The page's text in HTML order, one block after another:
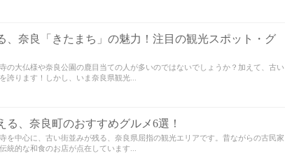
、奈良「きたまち」の魅力！注目の観光スポット・グ
の大仏様や奈良公園の鹿目当ての人が多いのではないでしょうか？加えて、古い
誇ります！しかし、いま奈良県観光...
る、奈良町のおすすめグルメ6選！
を中心に、古い街並みが残る、奈良県屈指の観光エリアです。昔ながらの古民家
統的な和食のお店が点在しています...